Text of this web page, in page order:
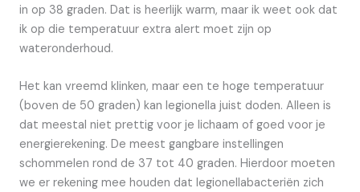
in op 38 graden. Dat is heerlijk warm, maar ik weet ook dat
ik op die temperatuur extra alert moet zijn op
wateronderhoud.
Het kan vreemd klinken, maar een te hoge temperatuur
(boven de 50 graden) kan legionella juist doden. Alleen is
dat meestal niet prettig voor je lichaam of goed voor je
energierekening. De meest gangbare instellingen
schommelen rond de 37 tot 40 graden. Hierdoor moeten
we er rekening mee houden dat legionellabacteriën zich